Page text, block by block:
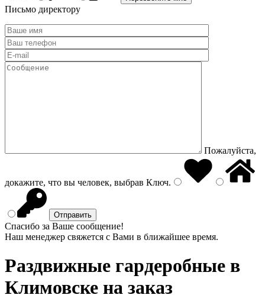
Письмо директору
Пожалуйста,
докажите, что вы человек, выбрав Ключ.
Спасибо за Ваше сообщение!
Наш менеджер свяжется с Вами в ближайшее время.
Раздвижные гардеробные в
Климовске на заказ